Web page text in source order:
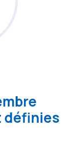
définies